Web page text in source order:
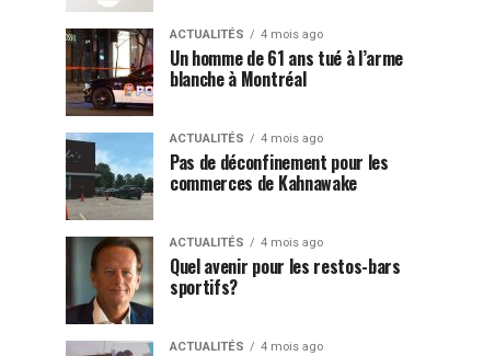
ACTUALITÉS 4 mois ago
Un homme de 61 ans tué à l’arme
blanche à Montréal
ACTUALITÉS 4 mois ago
Pas de déconfinement pour les
commerces de Kahnawake
ACTUALITÉS 4 mois ago
Quel avenir pour les restos-bars
sportifs?
ACTUALITÉS 4 mois ago